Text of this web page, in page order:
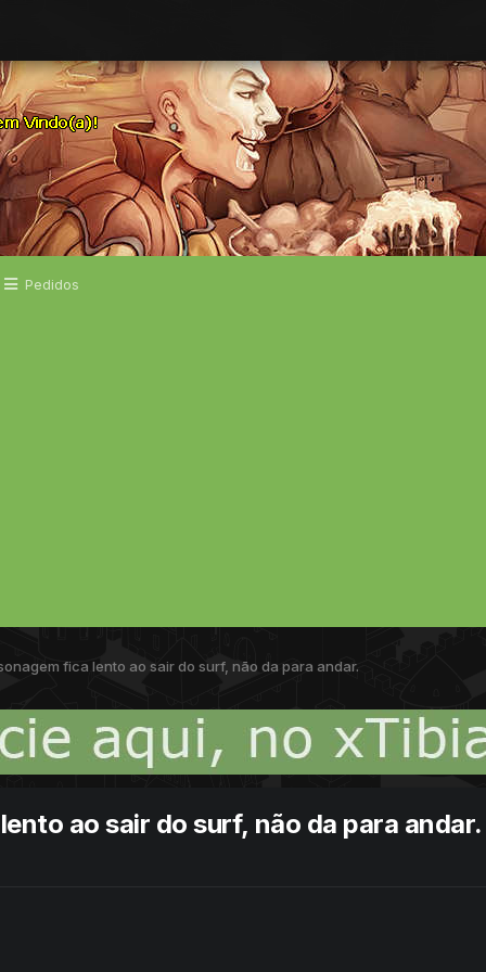
Pedidos
fica lento ao sair do surf, não da para andar.
ao sair do surf, não da para andar.